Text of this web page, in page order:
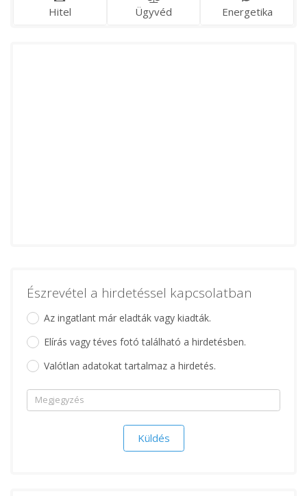
Hitel Ügyvéd Energetika
Észrevétel a hirdetéssel kapcsolatban
Az ingatlant már eladták vagy kiadták.
Elírás vagy téves fotó található a hirdetésben.
Valótlan adatokat tartalmaz a hirdetés.